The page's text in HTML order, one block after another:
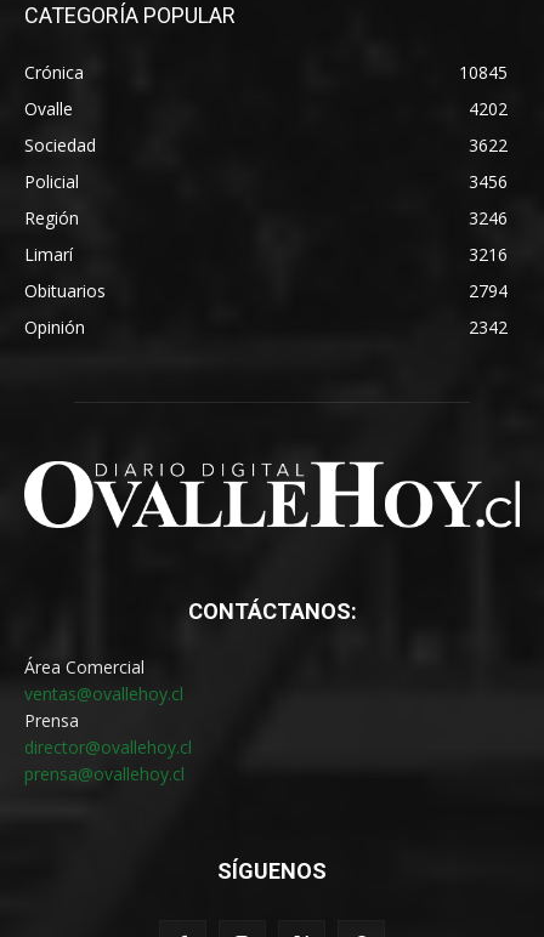
CATEGORÍA POPULAR
Crónica
10845
Ovalle
4202
Sociedad
3622
Policial
3456
Región
3246
Limarí
3216
Obituarios
2794
Opinión
2342
CONTÁCTANOS:
Área Comercial
ventas@ovallehoy.cl
Prensa
director@ovallehoy.cl
prensa@ovallehoy.cl
SÍGUENOS